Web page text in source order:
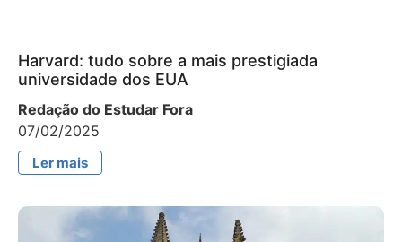
Harvard: tudo sobre a mais prestigiada
universidade dos EUA
Redação do Estudar Fora
07/02/2025
Ler mais